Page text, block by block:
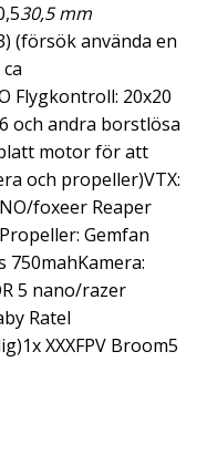
30,5 mm
(försök använda en
Flygkontroll: 20x20
och andra borstlösa
motor för att
och propeller)VTX:
foxeer Reaper
Gemfan
750mahKamera:
5 nano/razer
Ratel
XXXFPV Broom5